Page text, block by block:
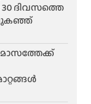
ദിവസത്തെ
പുകഞ്ഞ്